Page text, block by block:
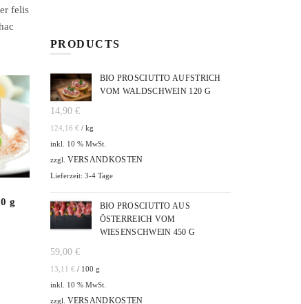
felis
g Sprotten 250 g
15,90€
63,60€/kg
PRODUCTS
BIO PROSCIUTTO AUFSTRICH
VOM WALDSCHWEIN 120 G
14,90 €
124,16 €/ kg
inkl. 10 % MwSt.
zzgl. VERSANDKOSTEN
Lieferzeit: 3-4 Tage
BIO PROSCIUTTO AUS
ÖSTERREICH VOM
WIESENSCHWEIN 450 G
59,00 €
13,11 €/ 100 g
inkl. 10 % MwSt.
zzgl. VERSANDKOSTEN